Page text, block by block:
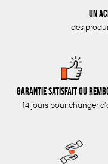
Un
des
Garantie satisfait ou
14 jours pour changer